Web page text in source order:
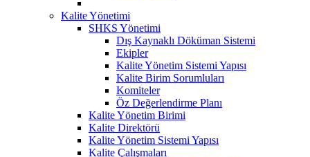
Kalite Yönetimi
SHKS Yönetimi
Dış Kaynaklı Döküman Sistemi
Ekipler
Kalite Yönetim Sistemi Yapısı
Kalite Birim Sorumluları
Komiteler
Öz Değerlendirme Planı
Kalite Yönetim Birimi
Kalite Direktörü
Kalite Yönetim Sistemi Yapısı
Kalite Çalışmaları